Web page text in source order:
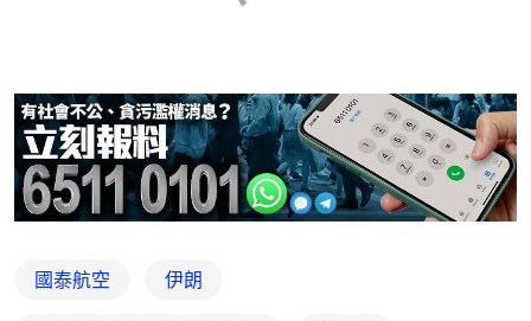
國泰航空 伊朗